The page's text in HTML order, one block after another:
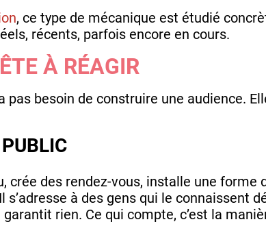
, ce type de mécanique est étudié
récents, parfois encore en cours.
À RÉAGIR
pas besoin de construire une audience.
crée des rendez-vous, installe une forme
à des gens qui le connaissent
rien. Ce qui compte, c’est la